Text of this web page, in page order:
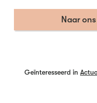
Naar
Geïnteresseerd in